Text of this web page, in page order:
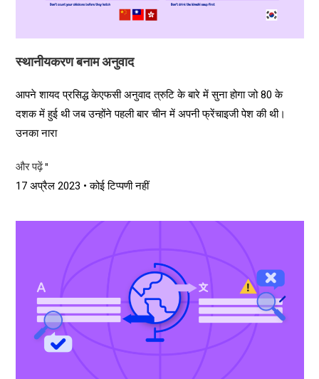
स्थानीयकरण बनाम अनुवाद
आपने शायद प्रसिद्ध केएफसी अनुवाद त्रुटि के बारे में सुना होगा जो 80 के
दशक में हुई थी जब उन्होंने पहली बार चीन में अपनी फ्रेंचाइजी पेश की थी।
उनका नारा
और पढ़ें "
17 अप्रैल 2023 कोई टिप्पणी नहीं